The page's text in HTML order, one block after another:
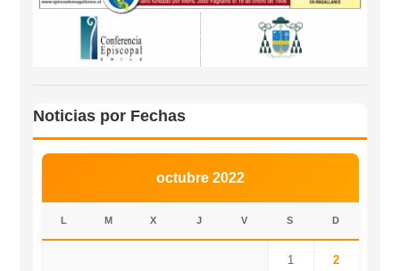
Noticias por Fechas
octubre 2022
L M X J V S D
1 2